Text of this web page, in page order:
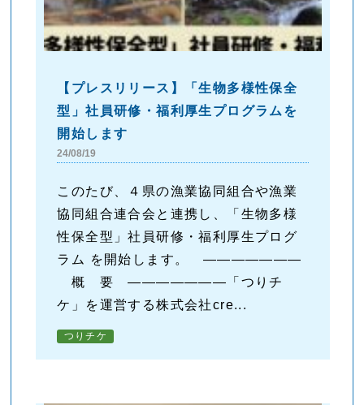
【プレスリリース】「生物多様性保全
型」社員研修・福利厚生プログラムを
開始します
24/08/19
このたび、４県の漁業協同組合や漁業
協同組合連合会と連携し、「生物多様
性保全型」社員研修・福利厚生プログ
ラム を開始します。 ―――――――
概 要 ―――――――「つりチ
ケ」を運営する株式会社cre...
つりチケ